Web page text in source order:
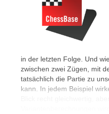
in der letzten Folge. Und
zwischen zwei Zügen, mit
tatsächlich die Partie zu
kann. In jedem Beispiel